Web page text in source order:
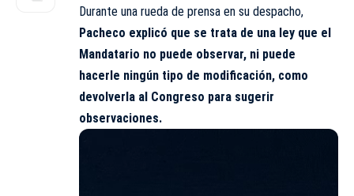
Durante una rueda de prensa en su despacho,
Pacheco explicó que se trata de una ley que el
Mandatario no puede observar, ni puede
hacerle ningún tipo de modificación, como
devolverla al Congreso para sugerir
observaciones.